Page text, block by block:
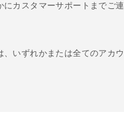
カスタマーサポートまでご連
いずれかまたは全てのアカウ